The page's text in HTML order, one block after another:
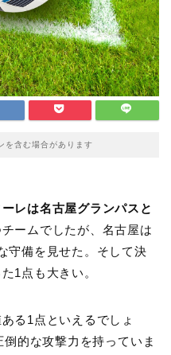
を含む場合があります
レは名古屋グランパスと
ームでしたが、名古屋は
守備を見せた。そして決
1点も大きい。
る1点といえるでしょ
倒的な攻撃力を持っていま